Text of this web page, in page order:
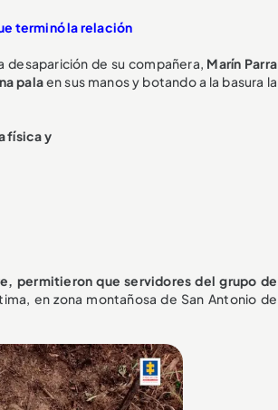
terminó la relación
desaparición de su compañera, Marín Parra
palaen sus manos y botando a la basura la
física y
permitieron que servidores del grupo de
en zona montañosa de San Antonio de